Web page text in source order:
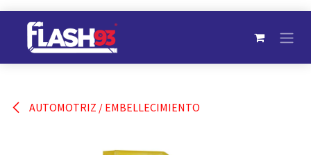
Ir al contenido
AUTOMOTRIZ / EMBELLECIMIENTO